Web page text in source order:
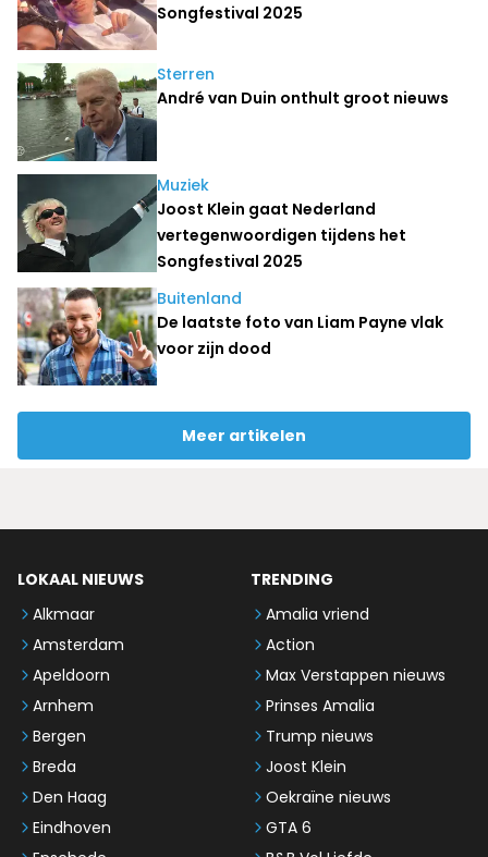
Songfestival 2025
Sterren
André van Duin onthult groot nieuws
Muziek
Joost Klein gaat Nederland
vertegenwoordigen tijdens het
Songfestival 2025
Buitenland
De laatste foto van Liam Payne vlak
voor zijn dood
Meer artikelen
LOKAAL NIEUWS
Alkmaar
Amsterdam
Apeldoorn
Arnhem
Bergen
Breda
Den Haag
Eindhoven
TRENDING
Amalia vriend
Action
Max Verstappen nieuws
Prinses Amalia
Trump nieuws
Joost Klein
Oekraïne nieuws
GTA 6